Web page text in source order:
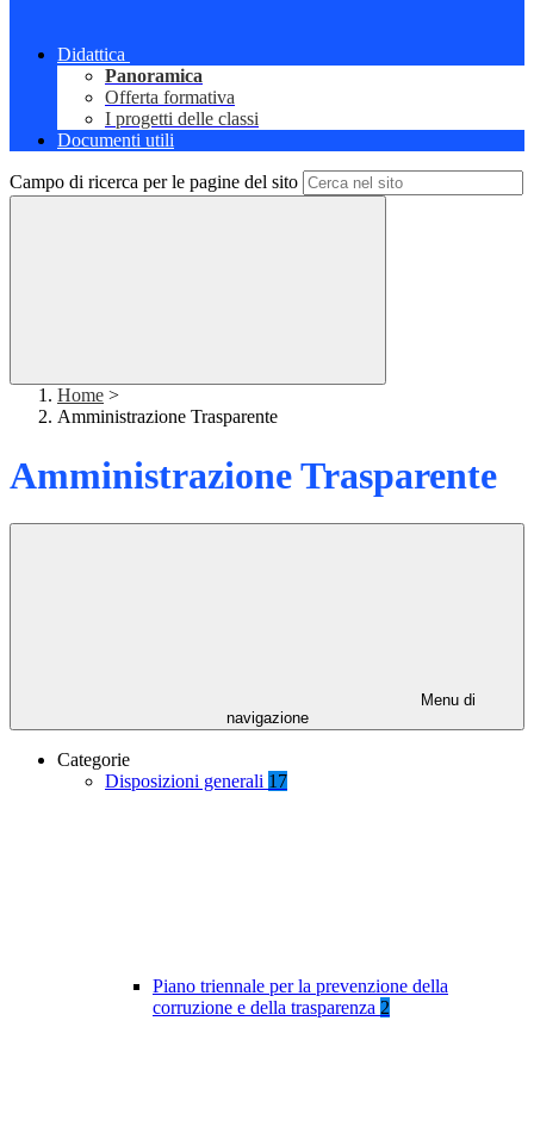
Didattica
Panoramica
Offerta formativa
I progetti delle classi
Documenti utili
Campo di ricerca per le pagine del sito
Home >
Amministrazione Trasparente
Amministrazione Trasparente
Menu di
navigazione
Categorie
Disposizioni generali 17
Piano triennale per la prevenzione della
corruzione e della trasparenza 2